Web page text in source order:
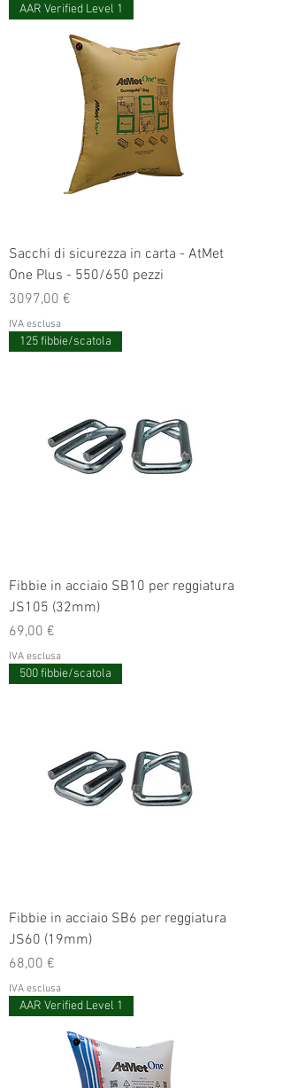
AAR Verified Level 1
Sacchi di sicurezza in carta - AtMet
One Plus - 550/650 pezzi
Prezzo
3097,00 €
IVA esclusa
125 fibbie/scatola
Fibbie in acciaio SB10 per reggiatura
JS105 (32mm)
Prezzo
69,00 €
IVA esclusa
500 fibbie/scatola
Fibbie in acciaio SB6 per reggiatura
JS60 (19mm)
Prezzo
68,00 €
IVA esclusa
AAR Verified Level 1